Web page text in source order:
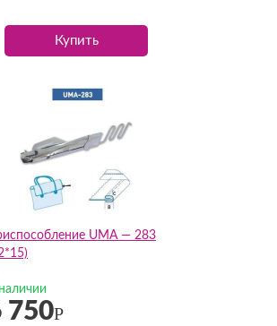
Купить
UMA — 283
750Р